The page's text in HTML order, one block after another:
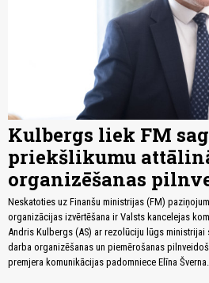
Kulbergs liek FM
priekšlikumu
organizēšanas
Neskatoties uz Finanšu ministrijas (FM)
organizācijas izvērtēšana ir Valsts kancelejas
Andris Kulbergs (AS) ar rezolūciju lūgs ministrijai
darba organizēšanas un piemērošanas
premjera komunikācijas padomniece Elīna Šverna.